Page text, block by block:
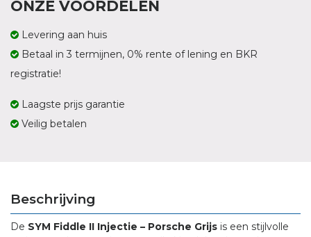
ONZE VOORDELEN
Levering aan huis
Betaal in 3 termijnen, 0% rente of lening en BKR
registratie!
Laagste prijs garantie
Veilig betalen
Beschrijving
De SYM Fiddle II Injectie – Porsche Grijs is een stijlvolle